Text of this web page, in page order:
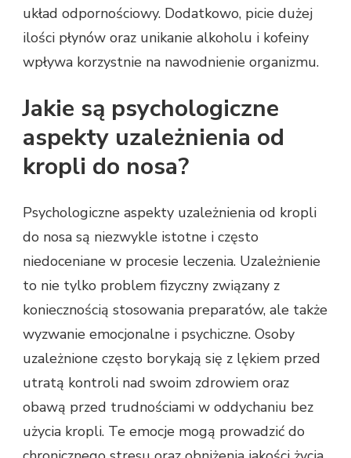
układ odpornościowy. Dodatkowo, picie dużej
ilości płynów oraz unikanie alkoholu i kofeiny
wpływa korzystnie na nawodnienie organizmu.
Jakie są psychologiczne
aspekty uzależnienia od
kropli do nosa?
Psychologiczne aspekty uzależnienia od kropli
do nosa są niezwykle istotne i często
niedoceniane w procesie leczenia. Uzależnienie
to nie tylko problem fizyczny związany z
koniecznością stosowania preparatów, ale także
wyzwanie emocjonalne i psychiczne. Osoby
uzależnione często borykają się z lękiem przed
utratą kontroli nad swoim zdrowiem oraz
obawą przed trudnościami w oddychaniu bez
użycia kropli. Te emocje mogą prowadzić do